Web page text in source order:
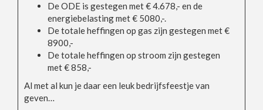
De ODE is gestegen met € 4.678,- en de
energiebelasting met € 5080,-.
De totale heffingen op gas zijn gestegen met €
8900,-
De totale heffingen op stroom zijn gestegen
met € 858,-
Al met al kun je daar een leuk bedrijfsfeestje van
geven…